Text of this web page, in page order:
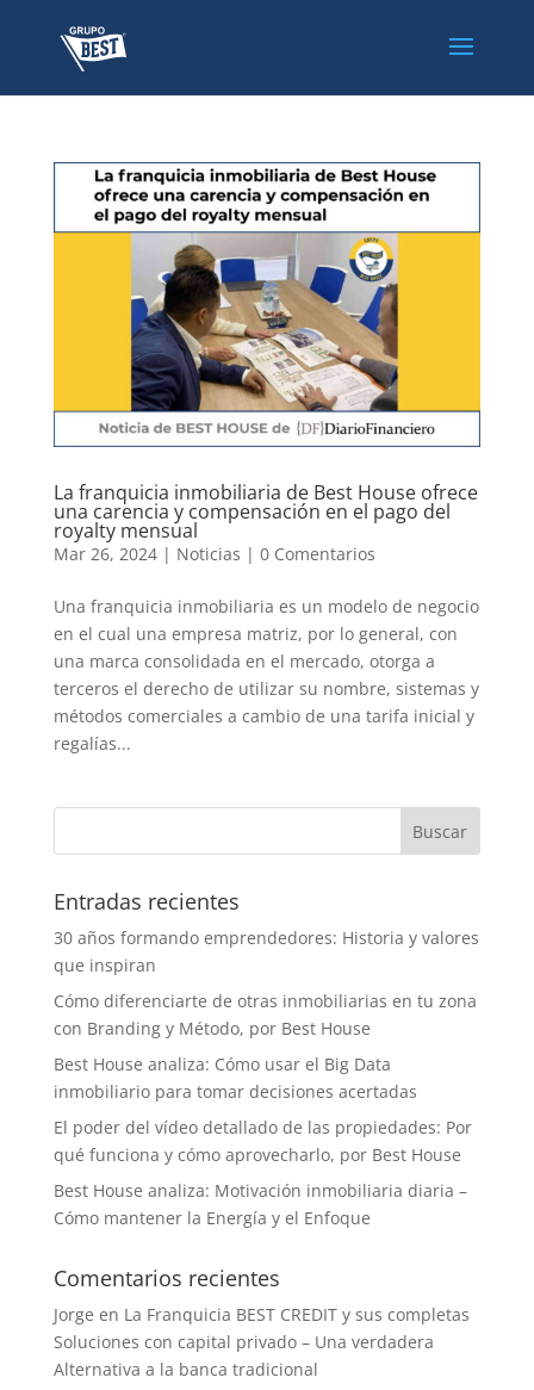
La franquicia inmobiliaria de Best House ofrece
una carencia y compensación en el pago del
royalty mensual
Mar 26, 2024| Noticias | 0 Comentarios
Una franquicia inmobiliaria es un modelo de negocio
en el cual una empresa matriz, por lo general, con
una marca consolidada en el mercado, otorga a
terceros el derecho de utilizar su nombre, sistemas y
métodos comerciales a cambio de una tarifa inicial y
regalías...
Entradas recientes
30 años formando emprendedores: Historia y valores
que inspiran
Cómo diferenciarte de otras inmobiliarias en tu zona
con Branding y Método, por Best House
Best House analiza: Cómo usar el Big Data
inmobiliario para tomar decisiones acertadas
El poder del vídeo detallado de las propiedades: Por
qué funciona y cómo aprovecharlo, por Best House
Best House analiza: Motivación inmobiliaria diaria –
Cómo mantener la Energía y el Enfoque
Comentarios recientes
Jorge en La Franquicia BEST CREDIT y sus completas
Soluciones con capital privado – Una verdadera
Alternativa a la banca tradicional